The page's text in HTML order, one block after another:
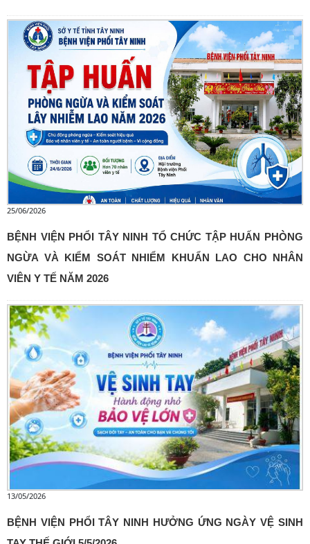
25/06/2026
BỆNH VIỆN PHỔI TÂY NINH TỔ CHỨC TẬP HUẤN PHÒNG
NGỪA VÀ KIỂM SOÁT NHIỂM KHUẨN LAO CHO NHÂN
VIÊN Y TẾ NĂM 2026
13/05/2026
BỆNH VIỆN PHỔI TÂY NINH HƯỞNG ỨNG NGÀY VỆ SINH